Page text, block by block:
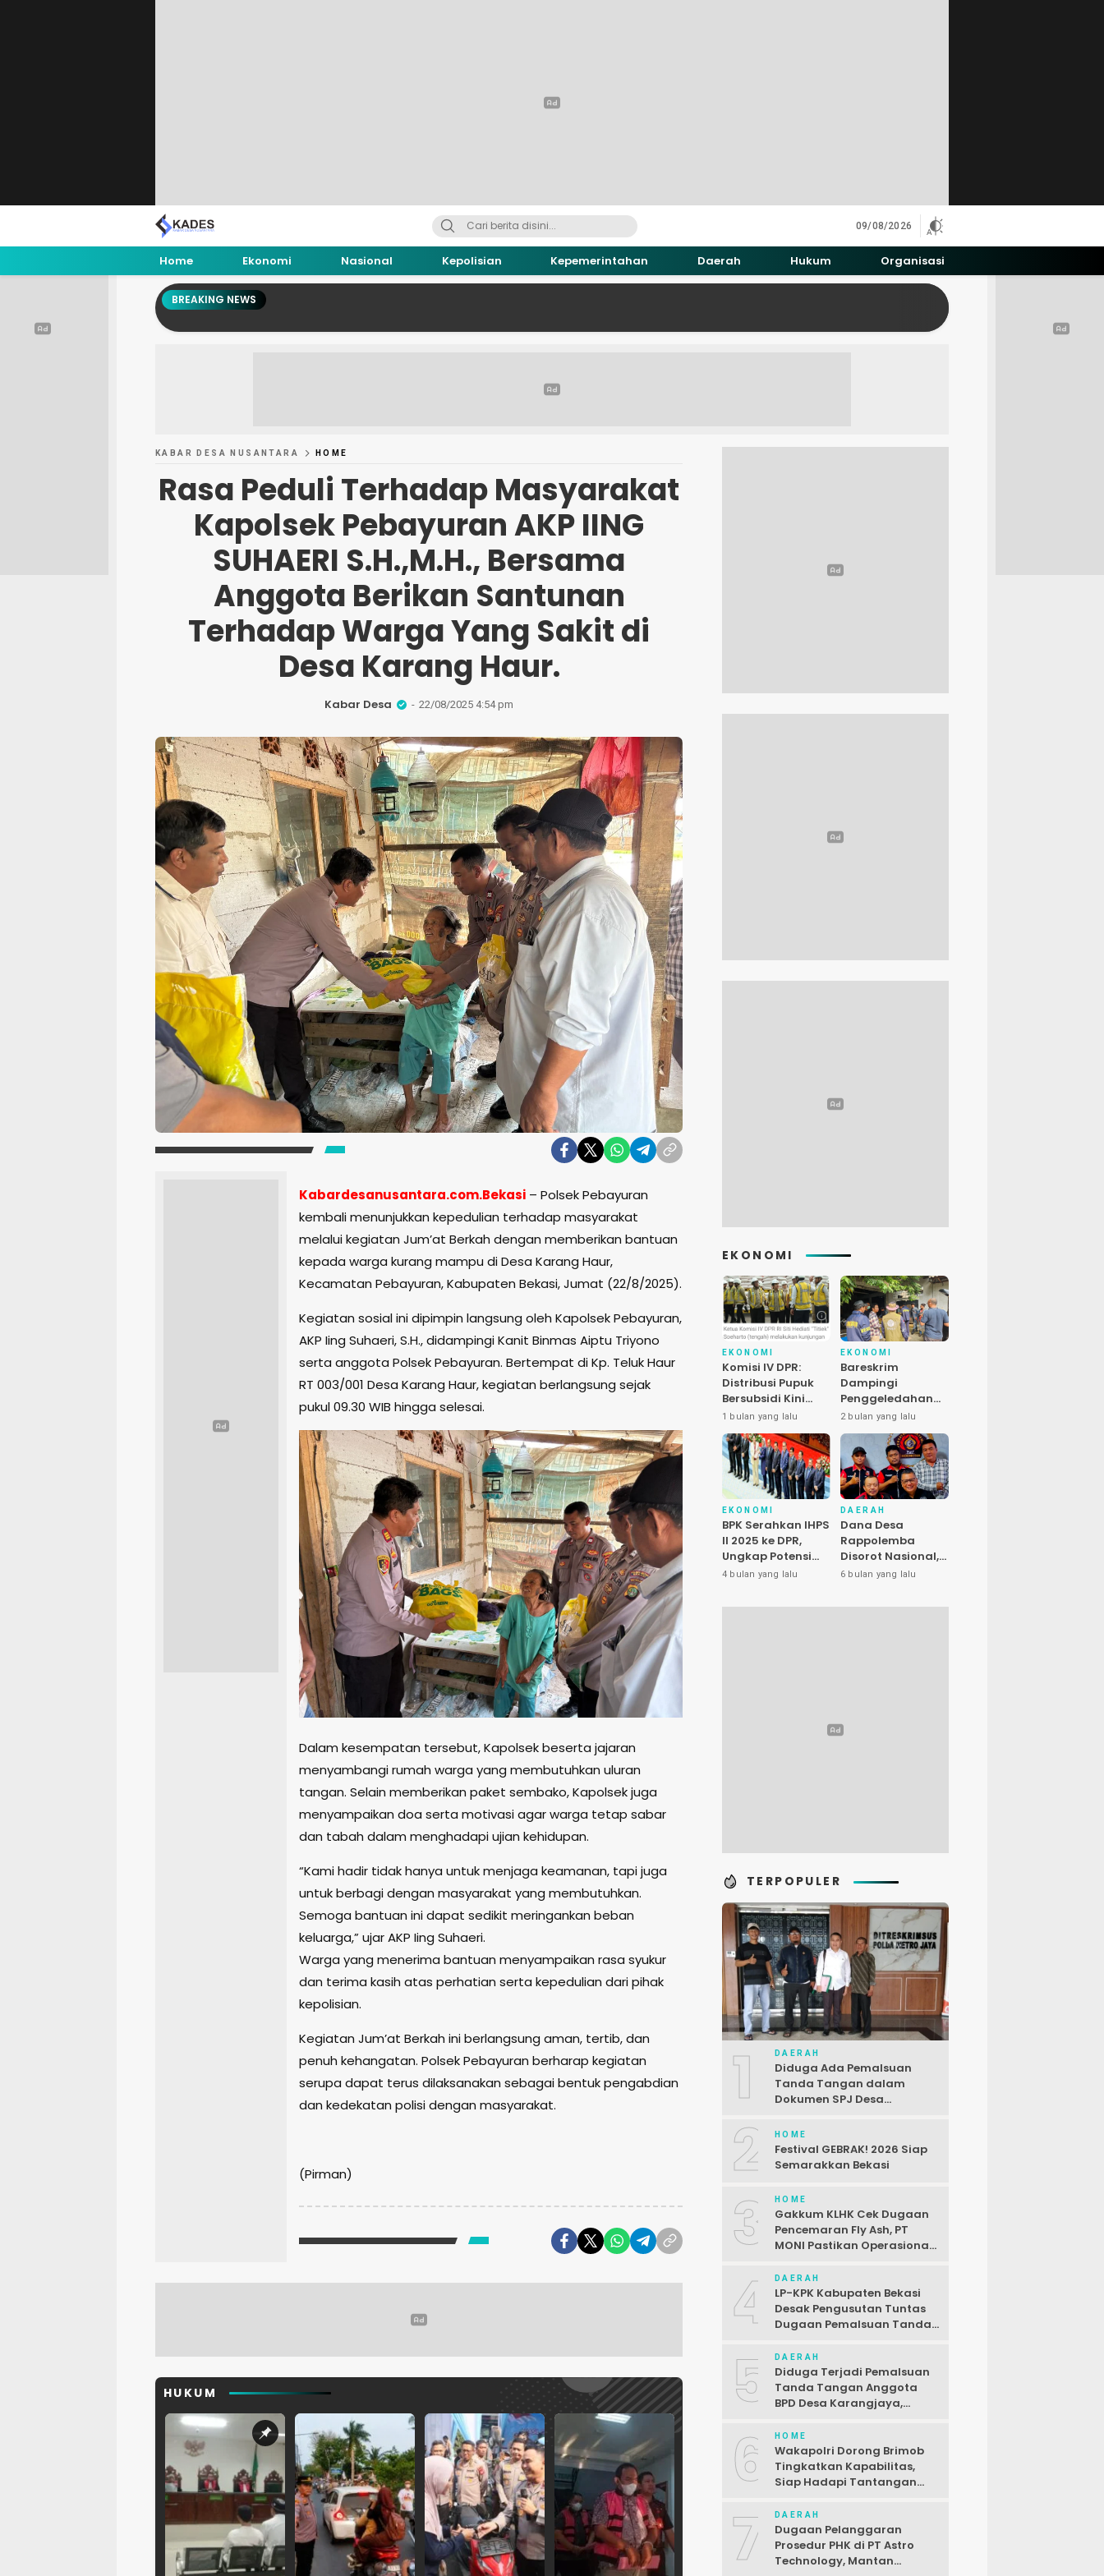
09/08/2026
Home Ekonomi Nasional Kepolisian Kepemerintahan Daerah Hukum Organisasi
BREAKING NEWS
KABAR DESA NUSANTARA HOME
Rasa Peduli Terhadap Masyarakat
Kapolsek Pebayuran AKP IING
SUHAERI S.H.,M.H., Bersama
Anggota Berikan Santunan
Terhadap Warga Yang Sakit di
Desa Karang Haur.
Kabar Desa 22/08/2025 4:54 pm
Kabardesanusantara.com.Bekasi – Polsek Pebayuran
kembali menunjukkan kepedulian terhadap masyarakat
melalui kegiatan Jum’at Berkah dengan memberikan bantuan
kepada warga kurang mampu di Desa Karang Haur,
Kecamatan Pebayuran, Kabupaten Bekasi, Jumat (22/8/2025).
Kegiatan sosial ini dipimpin langsung oleh Kapolsek Pebayuran,
AKP Iing Suhaeri, S.H., didampingi Kanit Binmas Aiptu Triyono
serta anggota Polsek Pebayuran. Bertempat di Kp. Teluk Haur
RT 003/001 Desa Karang Haur, kegiatan berlangsung sejak
pukul 09.30 WIB hingga selesai.
Dalam kesempatan tersebut, Kapolsek beserta jajaran
menyambangi rumah warga yang membutuhkan uluran
tangan. Selain memberikan paket sembako, Kapolsek juga
menyampaikan doa serta motivasi agar warga tetap sabar
dan tabah dalam menghadapi ujian kehidupan.
“Kami hadir tidak hanya untuk menjaga keamanan, tapi juga
untuk berbagi dengan masyarakat yang membutuhkan.
Semoga bantuan ini dapat sedikit meringankan beban
keluarga,” ujar AKP Iing Suhaeri.
Warga yang menerima bantuan menyampaikan rasa syukur
dan terima kasih atas perhatian serta kepedulian dari pihak
kepolisian.
Kegiatan Jum’at Berkah ini berlangsung aman, tertib, dan
penuh kehangatan. Polsek Pebayuran berharap kegiatan
serupa dapat terus dilaksanakan sebagai bentuk pengabdian
dan kedekatan polisi dengan masyarakat.
(Pirman)
HUKUM
EKONOMI
EKONOMI
Komisi IV DPR:
Distribusi Pupuk
Bersubsidi Kini
Lebih Cepat, 145
Aturan Dipangkas
1 bulan yang lalu
EKONOMI
Bareskrim
Dampingi
Penggeledahan
Kasus Satwa
Dilindungi di
Bekasi
2 bulan yang lalu
EKONOMI
BPK Serahkan IHPS
II 2025 ke DPR,
Ungkap Potensi
Penyelamatan
Puluhan Triliun
4 bulan yang lalu
DAERAH
Dana Desa
Rappolemba
Disorot Nasional,
Presiden LIRA Nilai
Abuse of Power
6 bulan yang lalu
TERPOPULER
1 DAERAH
Diduga Ada Pemalsuan
Tanda Tangan dalam
Dokumen SPJ Desa
Dilaporkan ke Polda Metro
Jaya
2 HOME
Festival GEBRAK! 2026 Siap
Semarakkan Bekasi
3 HOME
Gakkum KLHK Cek Dugaan
Pencemaran Fly Ash, PT
MONI Pastikan Operasional
4 DAERAH
LP-KPK Kabupaten Bekasi
Desak Pengusutan Tuntas
Dugaan Pemalsuan Tanda
Karangjaya
5 DAERAH
Diduga Terjadi Pemalsuan
Tanda Tangan Anggota
BPD Desa Karangjaya,
6 HOME
Wakapolri Dorong Brimob
Tingkatkan Kapabilitas,
Siap Hadapi Tantangan
7 DAERAH
Dugaan Pelanggaran
Prosedur PHK di PT Astro
Technology, Mantan